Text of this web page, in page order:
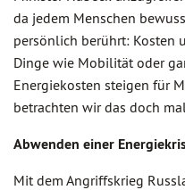
da jedem Menschen
persönlich berührt: Kosten
Dinge wie Mobilität oder
Energiekosten steigen für
betrachten wir das doch
Abwenden einer
Mit dem Angriffskrieg